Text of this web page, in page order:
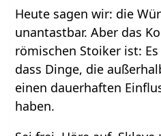
Heute sagen wir: die
unantastbar. Aber das
römischen Stoiker ist:
dass Dinge, die
einen dauerhaften
haben.